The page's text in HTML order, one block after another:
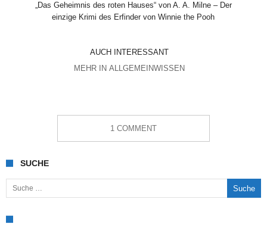
„Das Geheimnis des roten Hauses“ von A. A. Milne – Der
einzige Krimi des Erfinder von Winnie the Pooh
AUCH INTERESSANT
MEHR IN ALLGEMEINWISSEN
1 COMMENT
SUCHE
Suche nach: